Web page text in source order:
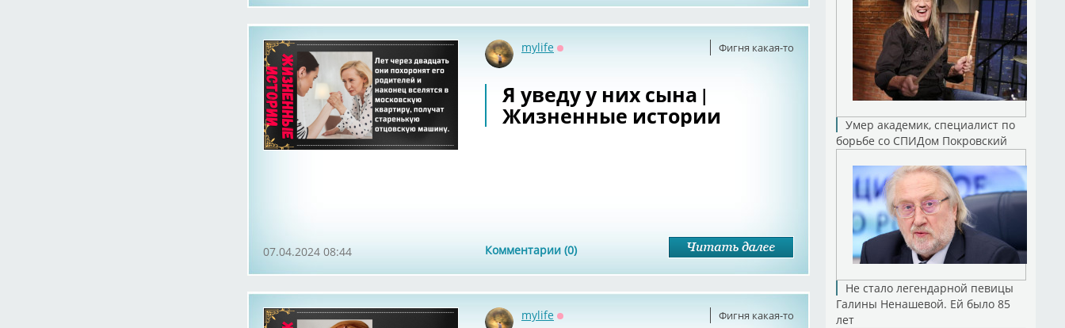
Фигня какая-то
mylife
Я уведу у них сына |
Жизненные истории
Комментарии (0)
07.04.2024 08:44
Фигня какая-то
mylife
Умер академик, специалист по
борьбе со СПИДом Покровский
Не стало легендарной певицы
Галины Ненашевой. Ей было 85
лет